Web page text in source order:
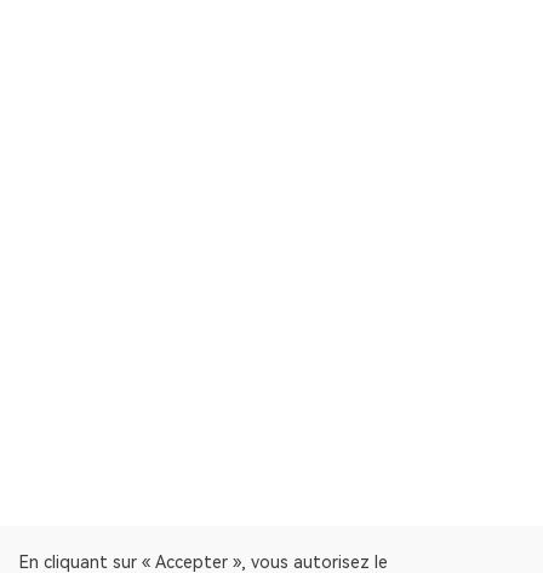
En cliquant sur « Accepter », vous autorisez le